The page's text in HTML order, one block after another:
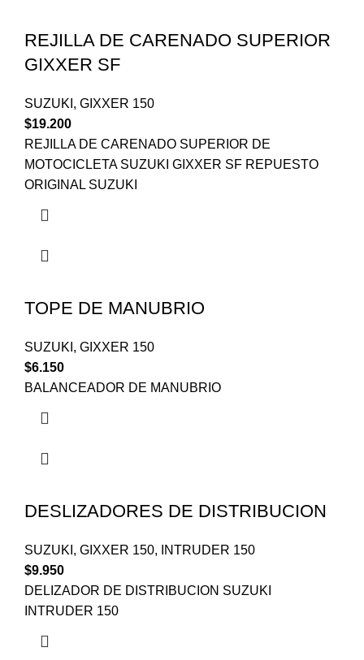
REJILLA DE CARENADO SUPERIOR
GIXXER SF
SUZUKI , GIXXER 150
$19.200
REJILLA DE CARENADO SUPERIOR DE
MOTOCICLETA SUZUKI GIXXER SF REPUESTO
ORIGINAL SUZUKI
TOPE DE MANUBRIO
SUZUKI , GIXXER 150
$6.150
BALANCEADOR DE MANUBRIO
DESLIZADORES DE DISTRIBUCION
SUZUKI , GIXXER 150,
INTRUDER 150
$9.950
DELIZADOR DE DISTRIBUCION SUZUKI
INTRUDER 150